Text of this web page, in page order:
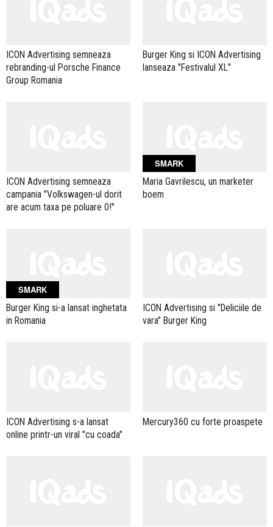
ICON Advertising semneaza
rebranding-ul Porsche Finance
Group Romania
Burger King si ICON Advertising
lanseaza "Festivalul XL"
ICON Advertising semneaza
campania "Volkswagen-ul dorit
are acum taxa pe poluare 0!"
SMARK
Maria Gavrilescu, un marketer
boem
SMARK
Burger King si-a lansat inghetata
in Romania
ICON Advertising si "Deliciile de
vara" Burger King
ICON Advertising s-a lansat
online printr-un viral "cu coada"
Mercury360 cu forte proaspete